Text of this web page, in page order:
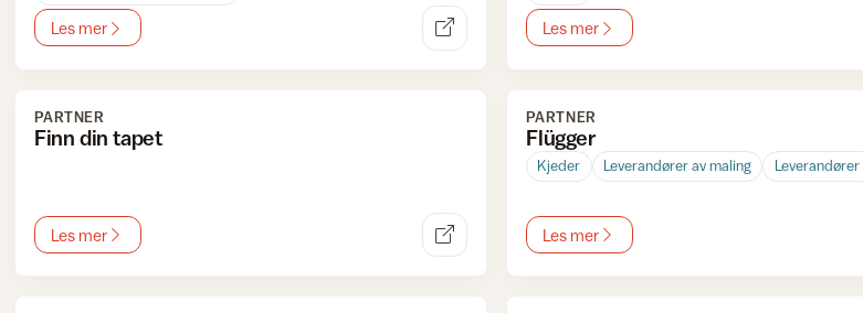
Les mer Les mer
PARTNER
Finn din tapet
Les mer
PARTNER
Flügger
Kjeder Leverandører av maling
Les mer